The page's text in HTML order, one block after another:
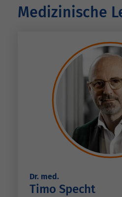
Medizinische
Dr. med.
Timo Specht